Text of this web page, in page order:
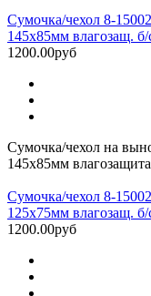
Сумочка/чехол 8-
145х85мм влагозащ.
1200.00руб
Сумочка/чехол на
145х85мм
Сумочка/чехол 8-
125х75мм влагозащ.
1200.00руб